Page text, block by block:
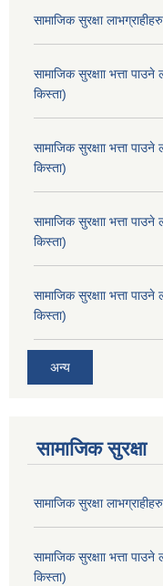
सामाजिक सुरक्षा
सामाजिक सुरक्षाा भत्ता
किस्ता)
सामाजिक सुरक्षाा भत्ता
किस्ता)
सामाजिक सुरक्षाा भत्ता
किस्ता)
सामाजिक सुरक्षाा भत्ता
किस्ता)
अन्य
सामाजिक सुरक्षा
सामाजिक सुरक्षा
सामाजिक सुरक्षाा भत्ता
किस्ता)